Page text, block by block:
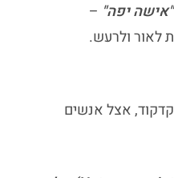
–
לאור ולרעש.
אצל אנשים